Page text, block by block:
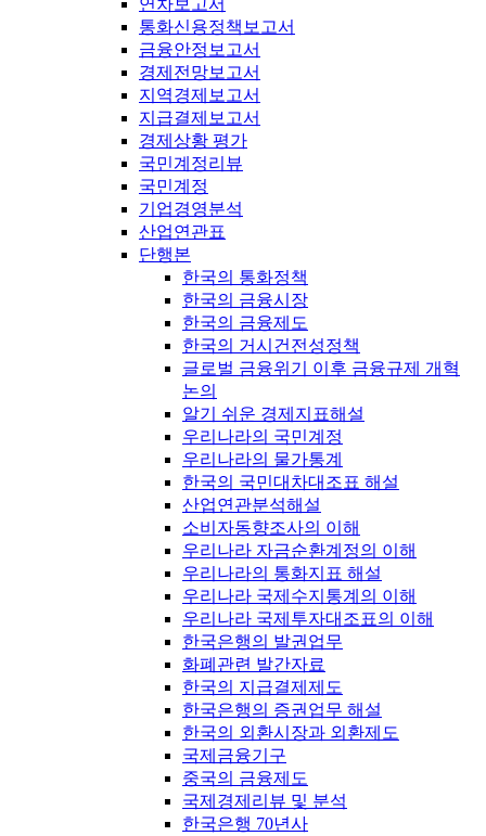
연차보고서
통화신용정책보고서
금융안정보고서
경제전망보고서
지역경제보고서
지급결제보고서
경제상황 평가
국민계정리뷰
국민계정
기업경영분석
산업연관표
단행본
한국의 통화정책
한국의 금융시장
한국의 금융제도
한국의 거시건전성정책
글로벌 금융위기 이후 금융규제 개혁
논의
알기 쉬운 경제지표해설
우리나라의 국민계정
우리나라의 물가통계
한국의 국민대차대조표 해설
산업연관분석해설
소비자동향조사의 이해
우리나라 자금순환계정의 이해
우리나라의 통화지표 해설
우리나라 국제수지통계의 이해
우리나라 국제투자대조표의 이해
한국은행의 발권업무
화폐관련 발간자료
한국의 지급결제제도
한국은행의 증권업무 해설
한국의 외환시장과 외환제도
국제금융기구
중국의 금융제도
국제경제리뷰 및 분석
한국은행 70년사